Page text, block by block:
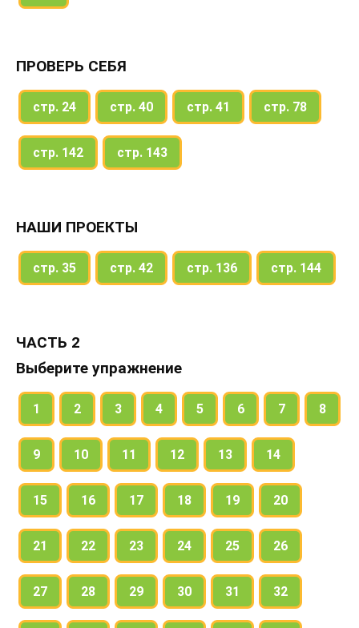
ПРОВЕРЬ СЕБЯ
стр. 24 стр. 40 стр. 41 стр. 78
стр. 142 стр. 143
НАШИ ПРОЕКТЫ
стр. 35 стр. 42 стр. 136 стр. 144
ЧАСТЬ 2
Выберите упражнение
1 2 3 4 5 6 7 8
9 10 11 12 13 14
15 16 17 18 19 20
21 22 23 24 25 26
27 28 29 30 31 32